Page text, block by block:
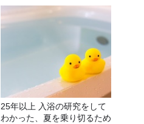
25年以上 入浴の研究をして
わかった、夏を乗り切るため